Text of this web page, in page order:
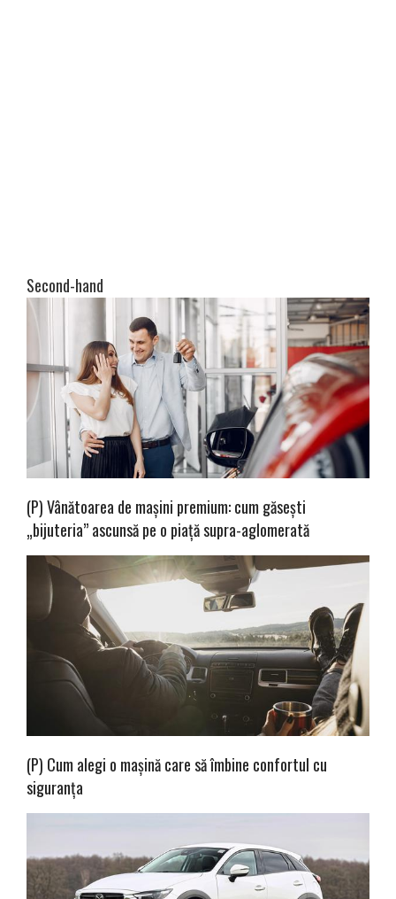
Second-hand
(P) Vânătoarea de mașini premium: cum găsești
„bijuteria” ascunsă pe o piață supra-aglomerată
(P) Cum alegi o mașină care să îmbine confortul cu
siguranța